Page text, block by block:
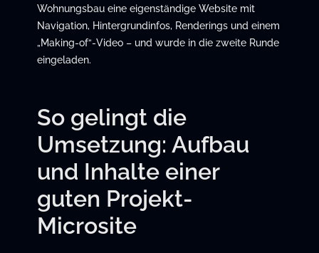
Wohnungsbau eine eigenständige Website mit
Navigation, Hintergrundinfos, Renderings und einem
„Making-of“-Video – und wurde in die zweite Runde
eingeladen.
So gelingt die
Umsetzung: Aufbau
und Inhalte einer
guten Projekt-
Microsite